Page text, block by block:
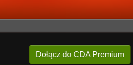
Dołącz do CDA Premium